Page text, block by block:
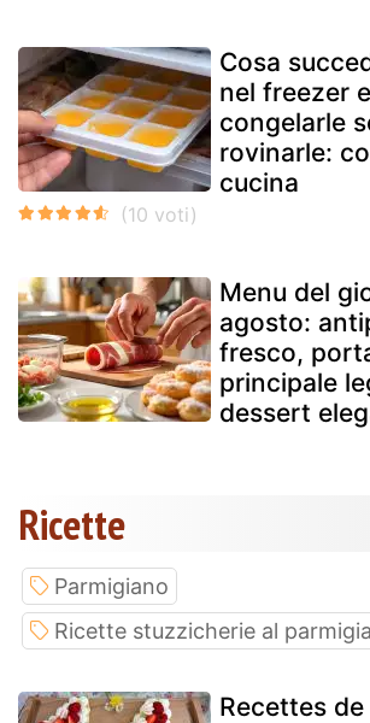
Cosa
nel freezer
congelarle
rovinarle:
cucina
Menu del
agosto:
fresco,
principale
dessert
Ricette
Parmigiano
Ricette stuzzicherie al
Recettes